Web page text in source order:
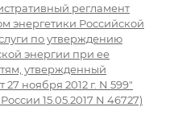
регламент
энергетики Российской
по утверждению
энергии при ее
утвержденный
ноября 2012 г. N 599"
15.05.2017 N 46727)